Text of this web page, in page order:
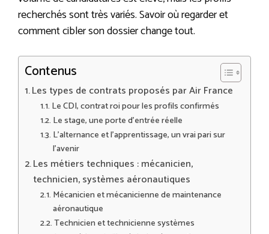
recherchés sont très variés. Savoir où regarder et
comment cibler son dossier change tout.
Contenus
Les types de contrats proposés par Air France
Le CDI, contrat roi pour les profils confirmés
Le stage, une porte d’entrée réelle
L’alternance et l’apprentissage, un vrai pari sur
l’avenir
Les métiers techniques : mécanicien,
technicien, systèmes aéronautiques
Mécanicien et mécanicienne de maintenance
aéronautique
Technicien et technicienne systèmes